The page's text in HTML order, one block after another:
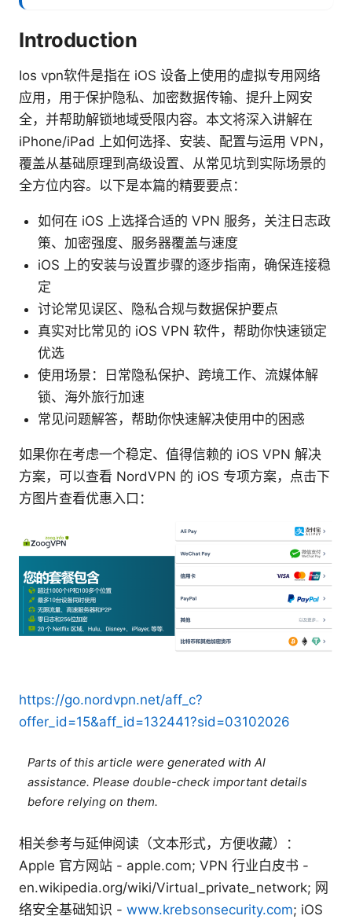
Introduction
Ios vpn软件是指在 iOS 设备上使用的虚拟专用网络
应用，用于保护隐私、加密数据传输、提升上网安
全，并帮助解锁地域受限内容。本文将深入讲解在
iPhone/iPad 上如何选择、安装、配置与运用 VPN，
覆盖从基础原理到高级设置、从常见坑到实际场景的
全方位内容。以下是本篇的精要要点：
如何在 iOS 上选择合适的 VPN 服务，关注日志政
策、加密强度、服务器覆盖与速度
iOS 上的安装与设置步骤的逐步指南，确保连接稳
定
讨论常见误区、隐私合规与数据保护要点
真实对比常见的 iOS VPN 软件，帮助你快速锁定
优选
使用场景：日常隐私保护、跨境工作、流媒体解
锁、海外旅行加速
常见问题解答，帮助你快速解决使用中的困惑
如果你在考虑一个稳定、值得信赖的 iOS VPN 解决
方案，可以查看 NordVPN 的 iOS 专项方案，点击下
方图片查看优惠入口：
https://go.nordvpn.net/aff_c?
offer_id=15&aff_id=132441?sid=03102026
Parts of this article were generated with AI
assistance. Please double-check important details
before relying on them.
相关参考与延伸阅读（文本形式，方便收藏）：
Apple 官方网站 - apple.com; VPN 行业白皮书 -
en.wikipedia.org/wiki/Virtual_private_network; 网
络安全基础知识 - www.krebsonsecurity.com; iOS